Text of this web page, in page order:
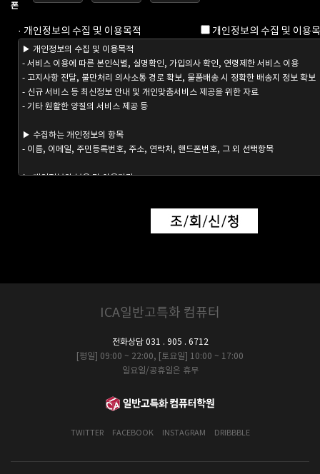
폰
· 개인정보의 수집 및 이용목적 개인정보의 수집 및 이용
ICA일반고특화 컴퓨터
전화상담 031 . 905 . 6712
[평일] 09:00 ~ 22:00, [토요일] 10:00 ~ 17:00
일요일/공휴일은 휴무
TWITTER FACEBOOK INSTAGRAM DRIBBBLE